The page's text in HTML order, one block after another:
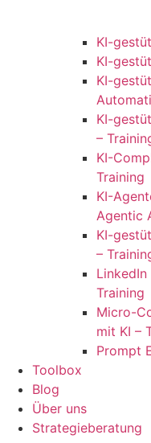
KI-
KI-
KI-
KI-
–
KI-
Training
KI-
Agentic
KI-
–
Training
Micro-
mit KI –
Prompt
Toolbox
Blog
Über uns
Strategieberatung